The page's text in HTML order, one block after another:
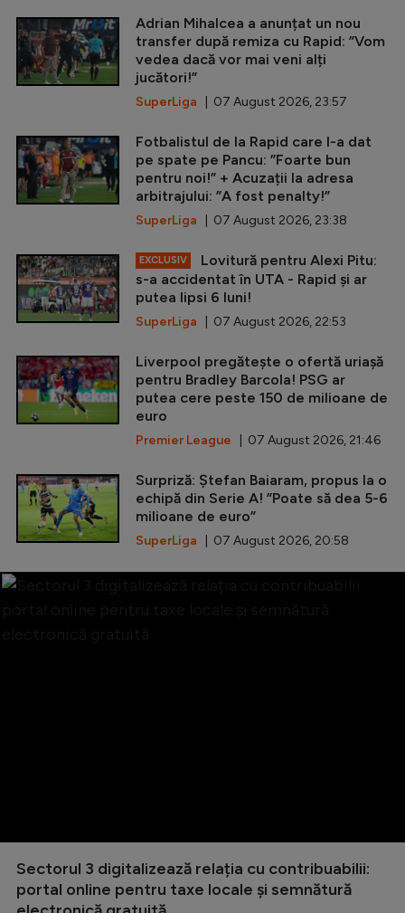
Adrian Mihalcea a anunțat un nou
transfer după remiza cu Rapid: ”Vom
vedea dacă vor mai veni alți
jucători!”
SuperLiga | 07 August 2026, 23:57
Fotbalistul de la Rapid care l-a dat
pe spate pe Pancu: ”Foarte bun
pentru noi!” + Acuzații la adresa
arbitrajului: ”A fost penalty!”
SuperLiga | 07 August 2026, 23:38
EXCLUSIV
Lovitură pentru Alexi Pitu:
s-a accidentat în UTA - Rapid și ar
putea lipsi 6 luni!
SuperLiga | 07 August 2026, 22:53
Liverpool pregătește o ofertă uriașă
pentru Bradley Barcola! PSG ar
putea cere peste 150 de milioane de
euro
Premier League | 07 August 2026, 21:46
Surpriză: Ștefan Baiaram, propus la o
echipă din Serie A! ”Poate să dea 5-6
milioane de euro”
SuperLiga | 07 August 2026, 20:58
Sectorul 3 digitalizează relația cu contribuabilii:
portal online pentru taxe locale și semnătură